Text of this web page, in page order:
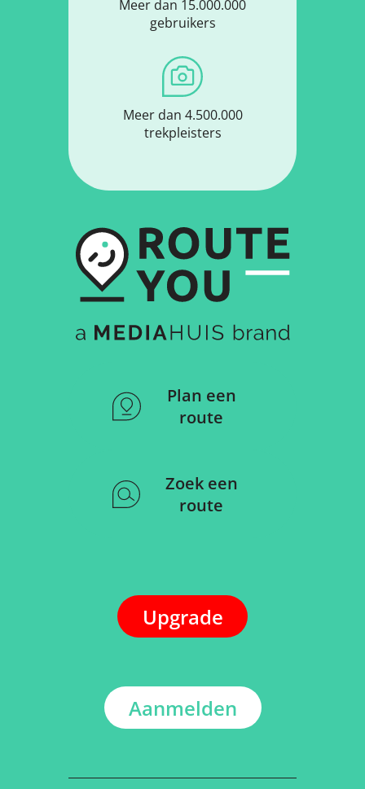
Meer dan 15.000.000
gebruikers
Meer dan 4.500.000
trekpleisters
Plan een
route
Zoek een
route
Upgrade
Aanmelden